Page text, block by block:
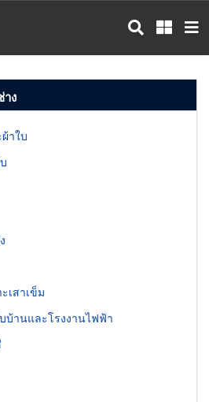
ง
าใบ
เสาเข็ม
บ้านและโรงงานไฟฟ้า